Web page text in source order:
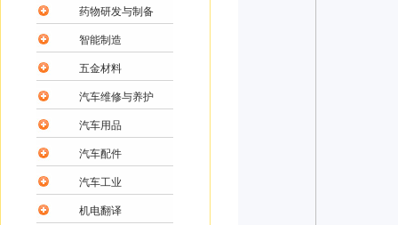
药物研发与制备
智能制造
五金材料
汽车维修与养护
汽车用品
汽车配件
汽车工业
机电翻译